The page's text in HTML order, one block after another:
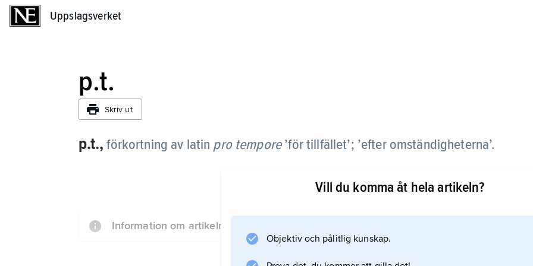
Uppslagsverket
p.t.
Skriv ut
p.t., förkortning av latin pro tempore’för tillfället’; ’efter omständigheterna’.
Information om artikeln
Vill du komma åt hela artikeln?
Objektiv och pålitlig kunskap.